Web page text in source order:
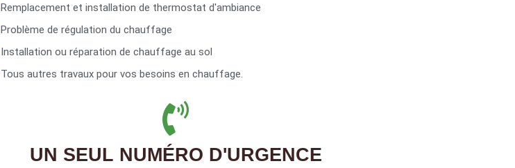
Remplacement et installation de thermostat d'ambiance
Problème de régulation du chauffage
Installation ou réparation de chauffage au sol
Tous autres travaux pour vos besoins en chauffage.
UN SEUL NUMÉRO D'URGENCE